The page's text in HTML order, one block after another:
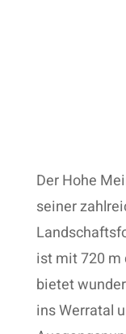
Der Hohe
seiner
ist mit 720 m
bietet
ins Werratal